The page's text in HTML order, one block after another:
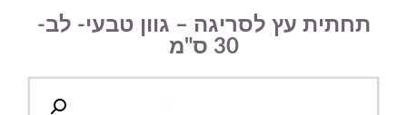
תחתית עץ לסריגה – גוון טבעי- לב-
30 ס"מ